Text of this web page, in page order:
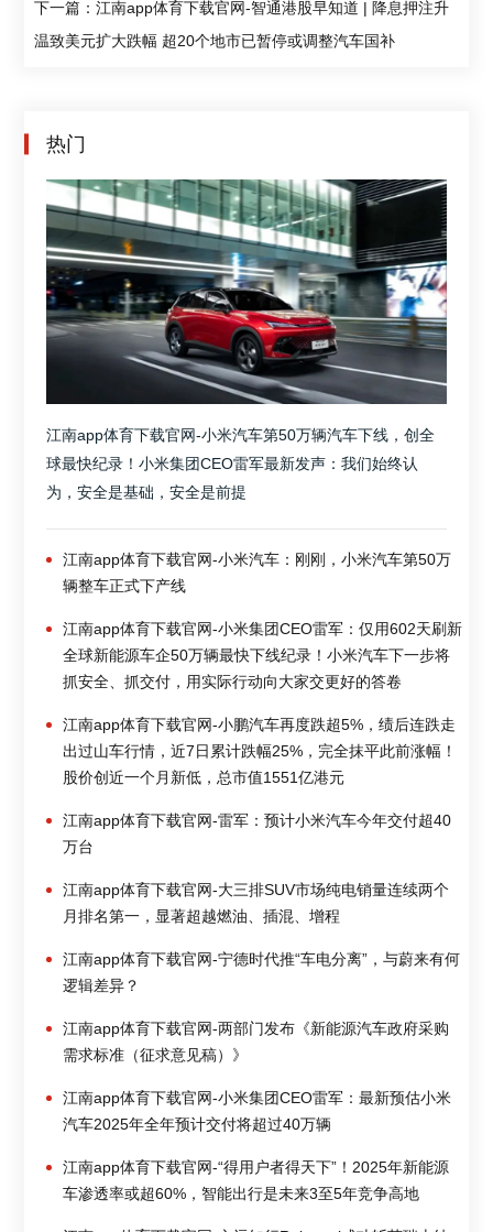
下一篇：江南app体育下载官网-智通港股早知道 | 降息押注升
温致美元扩大跌幅 超20个地市已暂停或调整汽车国补
热门
江南app体育下载官网-小米汽车第50万辆汽车下线，创全
球最快纪录！小米集团CEO雷军最新发声：我们始终认
为，安全是基础，安全是前提
江南app体育下载官网-小米汽车：刚刚，小米汽车第50万
辆整车正式下产线
江南app体育下载官网-小米集团CEO雷军：仅用602天刷新
全球新能源车企50万辆最快下线纪录！小米汽车下一步将
抓安全、抓交付，用实际行动向大家交更好的答卷
江南app体育下载官网-小鹏汽车再度跌超5%，绩后连跌走
出过山车行情，近7日累计跌幅25%，完全抹平此前涨幅！
股价创近一个月新低，总市值1551亿港元
江南app体育下载官网-雷军：预计小米汽车今年交付超40
万台
江南app体育下载官网-大三排SUV市场纯电销量连续两个
月排名第一，显著超越燃油、插混、增程
江南app体育下载官网-宁德时代推“车电分离”，与蔚来有何
逻辑差异？
江南app体育下载官网-两部门发布《新能源汽车政府采购
需求标准（征求意见稿）》
江南app体育下载官网-小米集团CEO雷军：最新预估小米
汽车2025年全年预计交付将超过40万辆
江南app体育下载官网-“得用户者得天下”！2025年新能源
车渗透率或超60%，智能出行是未来3至5年竞争高地